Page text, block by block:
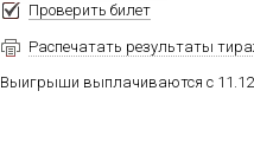
Проверить билет
Распечатать результаты
Выигрыши выплачиваются с